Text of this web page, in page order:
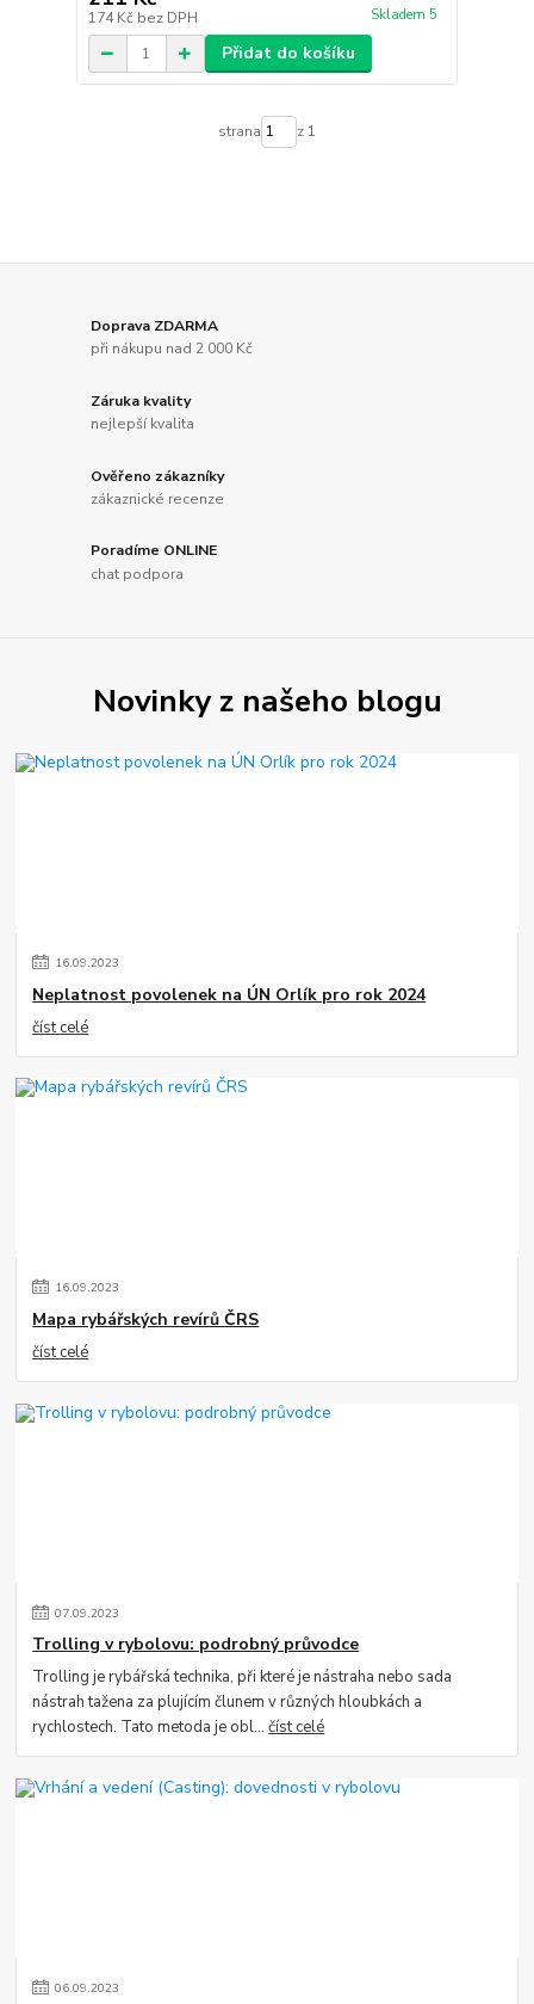
174 Kč bez DPH Skladem 5
Přidat do košíku
strana z 1
Doprava ZDARMA
při nákupu nad 2 000 Kč
Záruka kvality
nejlepší kvalita
Ověřeno zákazníky
zákaznické recenze
Poradíme ONLINE
chat podpora
Novinky z našeho blogu
16.09.2023
Neplatnost povolenek na ÚN Orlík pro rok 2024
číst celé
16.09.2023
Mapa rybářských revírů ČRS
číst celé
07.09.2023
Trolling v rybolovu: podrobný průvodce
Trolling je rybářská technika, při které je nástraha nebo sada
nástrah tažena za plujícím člunem v různých hloubkách a
rychlostech. Tato metoda je obl...číst celé
06.09.2023